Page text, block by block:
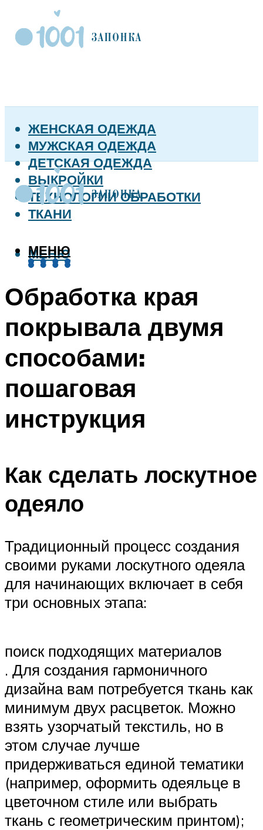
ЖЕНСКАЯ ОДЕЖДА
МУЖСКАЯ ОДЕЖДА
ДЕТСКАЯ ОДЕЖДА
ВЫКРОЙКИ
ТЕХНОЛОГИИ ОБРАБОТКИ
ТКАНИ
МЕНЮ
МЕНЮ
Обработка края
покрывала двумя
способами:
пошаговая
инструкция
Как сделать лоскутное
одеяло
Традиционный процесс создания
своими руками лоскутного одеяла
для начинающих включает в себя
три основных этапа:
поиск подходящих материалов
. Для создания гармоничного
дизайна вам потребуется ткань как
минимум двух расцветок. Можно
взять узорчатый текстиль, но в
этом случае лучше
придерживаться единой тематики
(например, оформить одеяльце в
цветочном стиле или выбрать
ткань с геометрическим принтом);